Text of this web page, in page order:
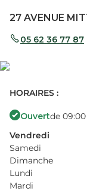
27 AVENUE
05 62 36 77 87
HORAIRES :
Ouvertde 09:00
Vendredi
Samedi
Dimanche
Lundi
Mardi